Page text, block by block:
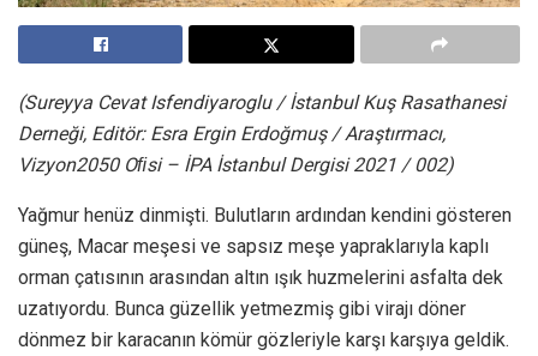
(Sureyya Cevat Isfendiyaroglu / İstanbul Kuş Rasathanesi
Derneği, Editör: Esra Ergin Erdoğmuş / Araştırmacı,
Vizyon2050 Oﬁsi – İPA İstanbul Dergisi 2021 / 002)
Yağmur henüz dinmişti. Bulutların ardından kendini gösteren
güneş, Macar meşesi ve sapsız meşe yapraklarıyla kaplı
orman çatısının arasından altın ışık huzmelerini asfalta dek
uzatıyordu. Bunca güzellik yetmezmiş gibi virajı döner
dönmez bir karacanın kömür gözleriyle karşı karşıya geldik.